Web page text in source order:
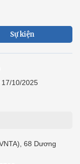
Sự kiện
10/2025
68 Dương